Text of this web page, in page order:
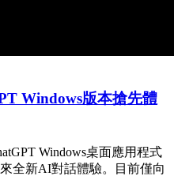
Windows版本搶先體
Windows桌面應用程式
全新AI對話體驗。目前僅向